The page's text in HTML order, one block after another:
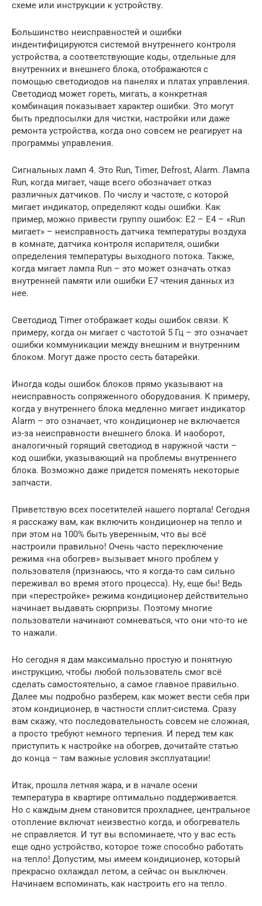
схеме или инструкции к устройству.
Большинство неисправностей и ошибки
индентифицируются системой внутреннего контроля
устройства, а соответствующие коды, отдельные для
внутренних и внешнего блока, отображаются с
помощью светодиодов на панелях и платах управления.
Светодиод может гореть, мигать, а конкретная
комбинация показывает характер ошибки. Это могут
быть предпосылки для чистки, настройки или даже
ремонта устройства, когда оно совсем не реагирует на
программы управления.
Сигнальных ламп 4. Это Run, Timer, Defrost, Alarm. Лампа
Run, когда мигает, чаще всего обозначает отказ
различных датчиков. По числу и частоте, с которой
мигает индикатор, определяют коды ошибки. Как
пример, можно привести группу ошибок: E2 – Е4 – «Run
мигает» – неисправность датчика температуры воздуха
в комнате, датчика контроля испарителя, ошибки
определения температуры выходного потока. Также,
когда мигает лампа Run – это может означать отказ
внутренней памяти или ошибки Е7 чтения данных из
нее.
Светодиод Timer отображает коды ошибок связи. К
примеру, когда он мигает с частотой 5 Гц – это означает
ошибки коммуникации между внешним и внутренним
блоком. Могут даже просто сесть батарейки.
Иногда коды ошибок блоков прямо указывают на
неисправность сопряженного оборудования. К примеру,
когда у внутреннего блока медленно мигает индикатор
Alarm – это означает, что кондиционер не включается
из-за неисправности внешнего блока. И наоборот,
аналогичный горящий светодиод в наружной части –
код ошибки, указывающий на проблемы внутреннего
блока. Возможно даже придется поменять некоторые
запчасти.
Приветствую всех посетителей нашего портала! Сегодня
я расскажу вам, как включить кондиционер на тепло и
при этом на 100% быть уверенным, что вы всё
настроили правильно! Очень часто переключение
режима «на обогрев» вызывает много проблем у
пользователя (признаюсь, что я когда-то сам сильно
переживал во время этого процесса). Ну, еще бы! Ведь
при «перестройке» режима кондиционер действительно
начинает выдавать сюрпризы. Поэтому многие
пользователи начинают сомневаться, что они что-то не
то нажали.
Но сегодня я дам максимально простую и понятную
инструкцию, чтобы любой пользователь смог всё
сделать самостоятельно, а самое главное правильно.
Далее мы подробно разберем, как может вести себя при
этом кондиционер, в частности сплит-система. Сразу
вам скажу, что последовательность совсем не сложная,
а просто требуют немного терпения. И перед тем как
приступить к настройке на обогрев, дочитайте статью
до конца – там важные условия эксплуатации!
Итак, прошла летняя жара, и в начале осени
температура в квартире оптимально поддерживается.
Но с каждым днем становится прохладнее, центральное
отопление включат неизвестно когда, и обогреватель
не справляется. И тут вы вспоминаете, что у вас есть
еще одно устройство, которое тоже способно работать
на тепло! Допустим, мы имеем кондиционер, который
прекрасно охлаждал летом, а сейчас он выключен.
Начинаем вспоминать, как настроить его на тепло.